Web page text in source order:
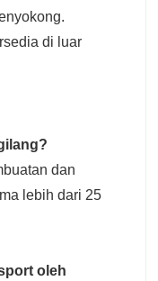
di luar
dan
lebih dari 25
oleh